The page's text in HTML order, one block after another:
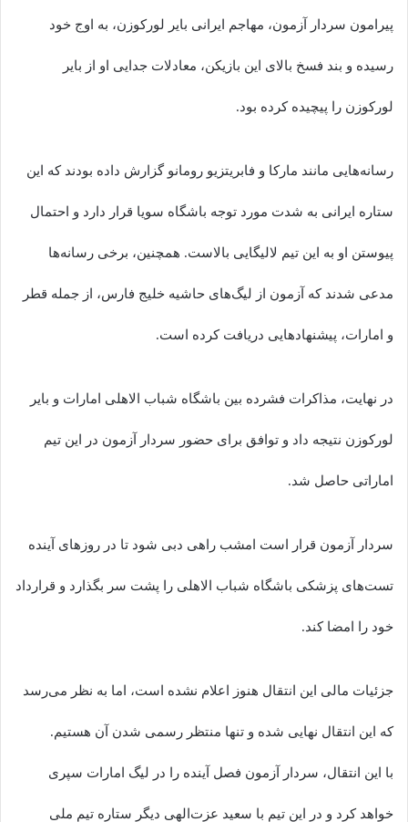
پیرامون سردار آزمون، مهاجم ایرانی بایر لورکوزن، به اوج خود
رسیده و بند فسخ بالای این بازیکن، معادلات جدایی او از بایر
لورکوزن را پیچیده کرده بود.
رسانه‌هایی مانند مارکا و فابریتزیو رومانو گزارش داده بودند که این
ستاره ایرانی به شدت مورد توجه باشگاه سویا قرار دارد و احتمال
پیوستن او به این تیم لالیگایی بالاست. همچنین، برخی رسانه‌ها
مدعی شدند که آزمون از لیگ‌های حاشیه خلیج فارس، از جمله قطر
و امارات، پیشنهادهایی دریافت کرده است.
در نهایت، مذاکرات فشرده بین باشگاه شباب الاهلی امارات و بایر
لورکوزن نتیجه داد و توافق برای حضور سردار آزمون در این تیم
اماراتی حاصل شد.
سردار آزمون قرار است امشب راهی دبی شود تا در روزهای آینده
تست‌های پزشکی باشگاه شباب الاهلی را پشت سر بگذارد و قرارداد
خود را امضا کند.
جزئیات مالی این انتقال هنوز اعلام نشده است، اما به نظر می‌رسد
که این انتقال نهایی شده و تنها منتظر رسمی شدن آن هستیم.
با این انتقال، سردار آزمون فصل آینده را در لیگ امارات سپری
خواهد کرد و در این تیم با سعید عزت‌الهی دیگر ستاره تیم ملی